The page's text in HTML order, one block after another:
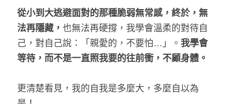
從小到大逃避面對的那種脆弱無常感，終於，無
法再隱藏， 也無法再硬撐，我學會溫柔的對待自
己，對自己說：「親愛的，不要怕…」。 我學會
等待，而不是一直照我要的往前衝，不顧身體。
更清楚看見，我的自我是多麼大，多麼自以為